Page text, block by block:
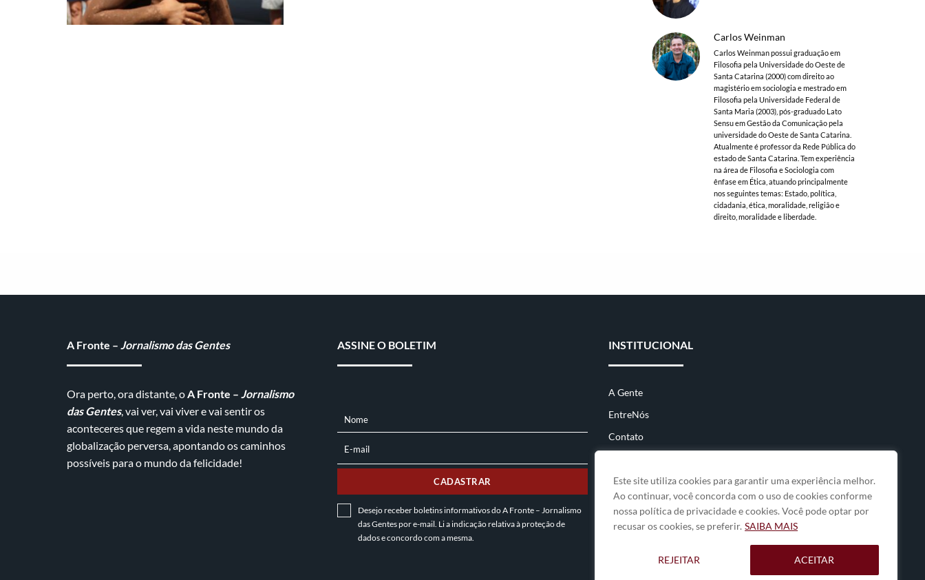
Este site utiliza cookies para garantir uma experiência melhor.
Ao continuar, você concorda com o uso de cookies conforme
nossa política de privacidade e cookies. Você pode optar por
recusar os cookies, se preferir. SAIBA MAIS
REJEITAR ACEITAR
Carlos Weinman
Carlos Weinman possui graduação em
Filosofia pela Universidade do Oeste de
Santa Catarina (2000) com direito ao
magistério em sociologia e mestrado em
Filosofia pela Universidade Federal de
Santa Maria (2003), pós-graduado Lato
Sensu em Gestão da Comunicação pela
universidade do Oeste de Santa Catarina.
Atualmente é professor da Rede Pública do
estado de Santa Catarina. Tem experiência
na área de Filosofia e Sociologia com
ênfase em Ética, atuando principalmente
nos seguintes temas: Estado, política,
cidadania, ética, moralidade, religião e
direito, moralidade e liberdade.
A Fronte –Jornalismo das Gentes
Ora perto, ora distante, oA Fronte –Jornalismo
das Gentes, vai ver, vai viver e vai sentir os
aconteceres que regem a vida neste mundo da
globalização perversa, apontando os caminhos
possíveis para o mundo da felicidade!
ASSINE O BOLETIM
NOME
Nome
MAIL
E-mail
CADASTRAR
Desejo receber boletins informativos do A Fronte – Jornalismo
das Gentes por e-mail. Li a indicação relativa àproteção de
dadose concordo com a mesma.
INSTITUCIONAL
A Gente
EntreNós
Contato